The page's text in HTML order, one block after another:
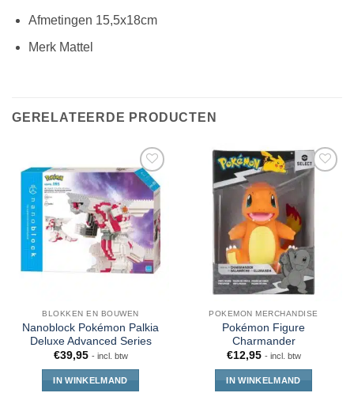
Afmetingen 15,5x18cm
Merk Mattel
GERELATEERDE PRODUCTEN
BLOKKEN EN BOUWEN
Nanoblock Pokémon Palkia
Deluxe Advanced Series
€39,95 - incl. btw
IN WINKELMAND
POKEMON MERCHANDISE
Pokémon Figure
Charmander
€12,95 - incl. btw
IN WINKELMAND